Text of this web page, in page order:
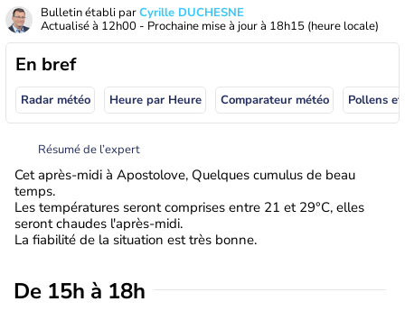
Bulletin établi parCyrille DUCHESNE
Actualisé à 12h00 - Prochaine mise à jour à 18h15 (heure locale)
En bref
Radar météo Heure par Heure Comparateur météo Pollens
Résumé de l’expert
Cet après-midi à Apostolove, Quelques cumulus de beau
temps.
Les températures seront comprises entre 21 et 29°C, elles
seront chaudes l'après-midi.
La fiabilité de la situation est très bonne.
De 15h à 18h